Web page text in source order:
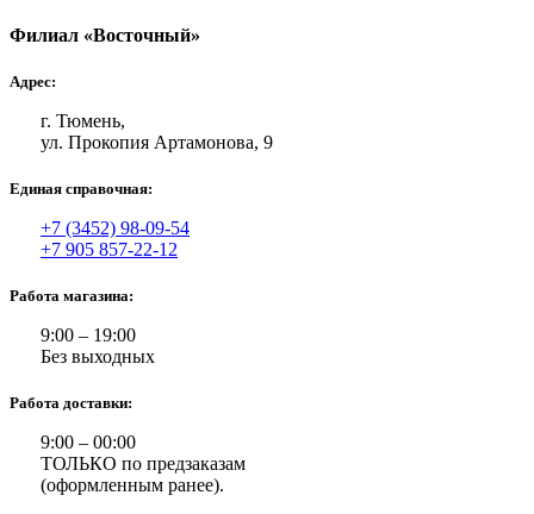
Филиал «Восточный»
Адрес:
г. Тюмень,
ул. Прокопия Артамонова, 9
Единая справочная:
+7 (3452) 98-09-54
+7 905 857-22-12
Работа магазина:
9:00 – 19:00
Без выходных
Работа доставки:
9:00 – 00:00
ТОЛЬКО по предзаказам
(оформленным ранее).